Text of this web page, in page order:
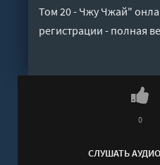
Том 20 - Чжу Чжай"
регистрации - полная
СЛУШАТЬ
0